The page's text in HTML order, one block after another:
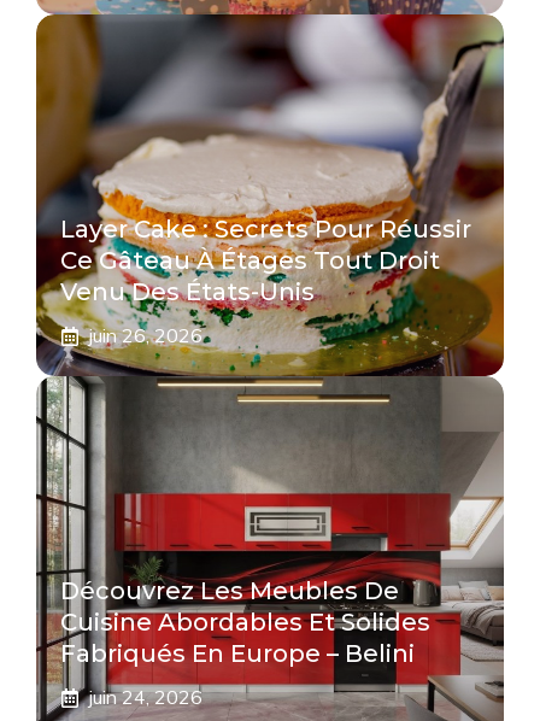
Layer Cake : Secrets Pour Réussir
Ce Gâteau À Étages Tout Droit
Venu Des États-Unis
juin 26, 2026
Découvrez Les Meubles De
Cuisine Abordables Et Solides
Fabriqués En Europe – Belini
juin 24, 2026